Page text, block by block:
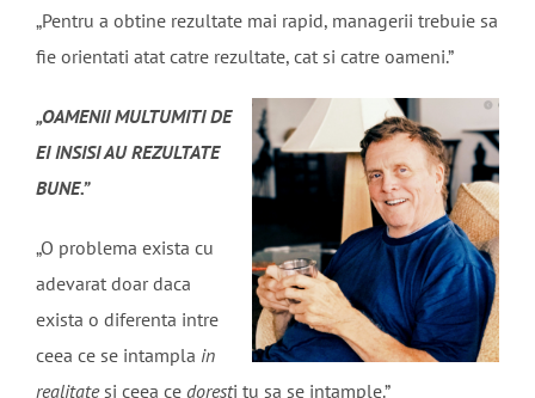
„Pentru a obtine rezultate mai rapid, managerii trebuie sa
fie orientati atat catre rezultate, cat si catre oameni.”
„OAMENII MULTUMITI DE
EI INSISI AU REZULTATE
BUNE.”
„O problema exista cu
adevarat doar daca
exista o diferenta intre
ceea ce se intampla in
realitatesi ceea ce doresti tu sa se intample.”